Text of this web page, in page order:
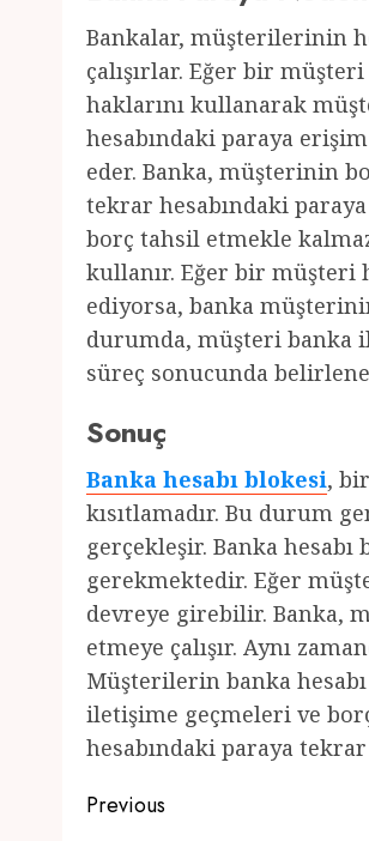
Bankalar, müşterilerinin
çalışırlar. Eğer bir
haklarını kullanarak
hesabındaki paraya
eder. Banka, müşterinin
tekrar hesabındaki
borç tahsil etmekle
kullanır. Eğer bir müşteri
ediyorsa, banka
durumda, müşteri banka
süreç sonucunda
Sonuç
Banka hesabı blokesi,
kısıtlamadır. Bu durum
gerçekleşir. Banka
gerekmektedir. Eğer
devreye girebilir. Banka,
etmeye çalışır. Aynı
Müşterilerin banka
iletişime geçmeleri ve
hesabındaki paraya
Post
Previous